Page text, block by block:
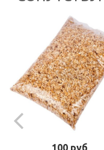
100 руб